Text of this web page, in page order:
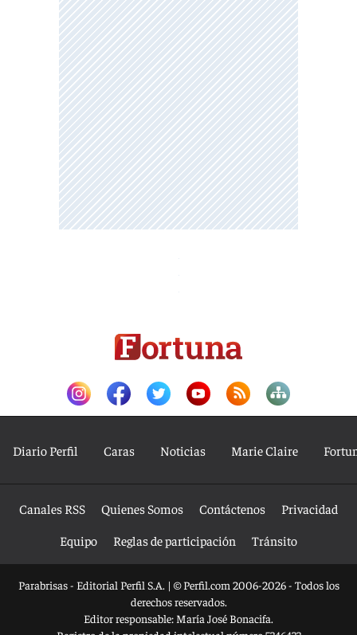
Diario Perfil Caras Noticias Marie Claire
Canales RSS Quienes Somos Contáctenos
Privacidad
Equipo
Reglas de participación Tránsito
Parabrisas - Editorial Perfil S.A. | © Perfil.com 2006-2026 - Todos los
derechos reservados.
Editor responsable: María José Bonacifa.